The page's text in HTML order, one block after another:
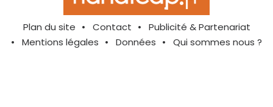
Plan du site Contact
Publicité & Partenariat
Mentions légales
Données Qui sommes nous ?